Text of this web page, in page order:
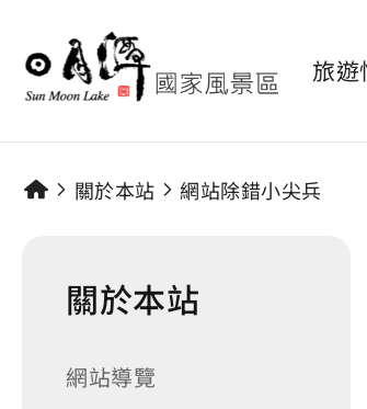
旅遊
關於本站 網站除錯小尖兵
關於本站
網站導覽